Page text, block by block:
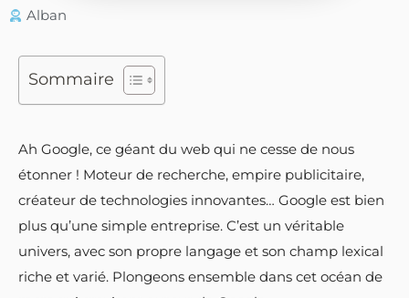
Alban
Sommaire
Ah Google, ce géant du web qui ne cesse de nous
étonner ! Moteur de recherche, empire publicitaire,
créateur de technologies innovantes… Google est bien
plus qu’une simple entreprise. C’est un véritable
univers, avec son propre langage et son champ lexical
riche et varié. Plongeons ensemble dans cet océan de